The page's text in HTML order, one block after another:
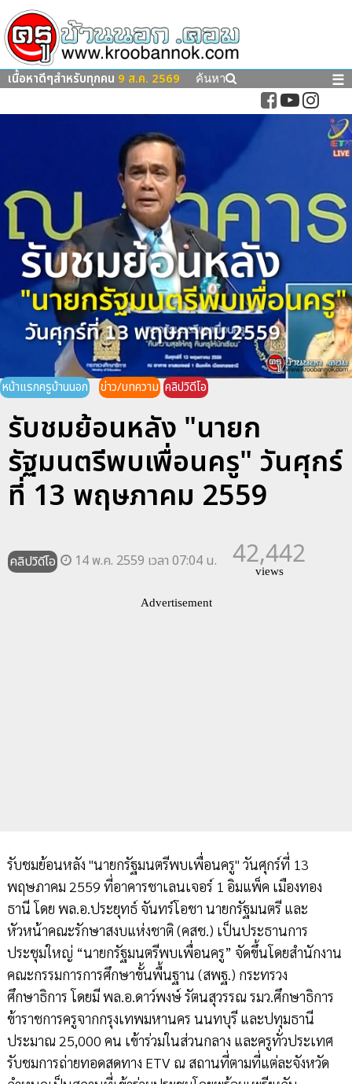
เนื้อหาดีๆสำหรับทุกคน 9 ส.ค. 2569 ค้นหา ☰
หน้าแรกครูบ้านนอก ข่าว/บทความ คลิปวิดีโอ
รับชมย้อนหลัง "นายก
รัฐมนตรีพบเพื่อนครู" วันศุกร์
ที่ 13 พฤษภาคม 2559
คลิปวิดีโอ 14 พ.ค. 2559 เวลา 07:04 น. 42,442
views
Advertisement
รับชมย้อนหลัง "นายกรัฐมนตรีพบเพื่อนครู" วันศุกร์ที่ 13
พฤษภาคม 2559 ที่อาคารชาเลนเจอร์ 1 อิมแพ็ค เมืองทอง
ธานี โดย พล.อ.ประยุทธ์ จันทร์โอชา นายกรัฐมนตรี และ
หัวหน้าคณะรักษาสงบแห่งชาติ (คสช.) เป็นประธานการ
ประชุมใหญ่ “นายกรัฐมนตรีพบเพื่อนครู” จัดขึ้นโดยสำนักงาน
คณะกรรมการการศึกษาขั้นพื้นฐาน (สพฐ.) กระทรวง
ศึกษาธิการ โดยมี พล.อ.ดาว์พงษ์ รัตนสุวรรณ รมว.ศึกษาธิการ
ข้าราชการครูจากกรุงเทพมหานคร นนทบุรี และปทุมธานี
ประมาณ 25,000 คน เข้าร่วมในส่วนกลาง และครูทั่วประเทศ
รับชมการถ่ายทอดสดทาง ETV ณ สถานที่ตามที่แต่ละจังหวัด